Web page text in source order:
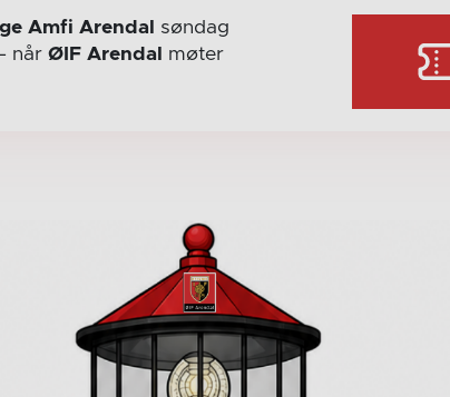
Amfi Arendal
søndag
når ØIF Arendal
møter